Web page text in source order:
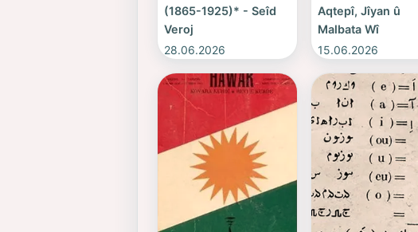
(1865-1925)* - Seîd
Veroj
28.06.2026
Aqtepî, Jîyan û
Malbata Wî
15.06.2026